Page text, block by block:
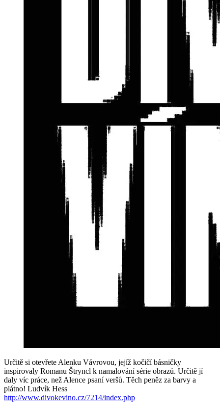
Určitě si otevřete Alenku Vávrovou, jejíž kočičí básničky
inspirovaly Romanu Štryncl k namalování série obrazů. Určitě jí
daly víc práce, než Alence psaní veršů. Těch peněz za barvy a
plátno! Ludvík Hess
http://www.divokevino.cz/7214/index.php